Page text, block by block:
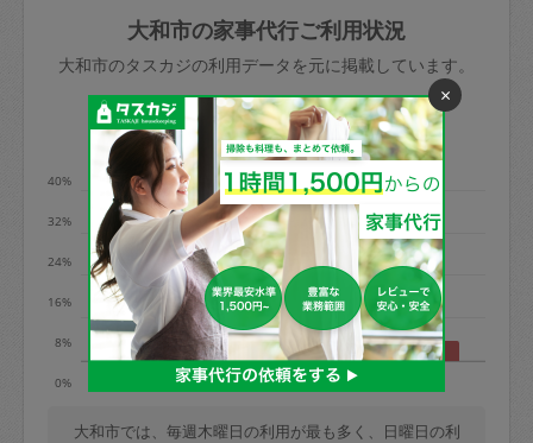
依頼者不在による当日キャンセル＝依頼
金額の100%＋交通費全額
※例：依頼日時／土曜日午前9時開始の場
合、水曜日午前9時以降はキャンセル料が
発生
水曜日9時〜金曜日9時まで＝依頼料金の
50%
金曜日9時～土曜日8時まで＝依頼金額の
100%
土曜日8時〜実施時間＝依頼金額の100%
＋交通費全額
依頼者不在による当日キャンセル＝依頼
金額の100%＋交通費全額
きた場合は損害保険の対象外となるので
ご注意ください。
玉、など
あわせてこちらも参照ください：初めて
利用します。注意しなくてはいけない点
はありますか？
大和市の家事代行ご利用状況
大和市のタスカジの利用データを元に掲載しています。
利用の多い曜日は？
0%
8%
16%
24%
32%
40%
水 木 土
大和市では、毎週木曜日の利用が最も多く、日曜日の利
×